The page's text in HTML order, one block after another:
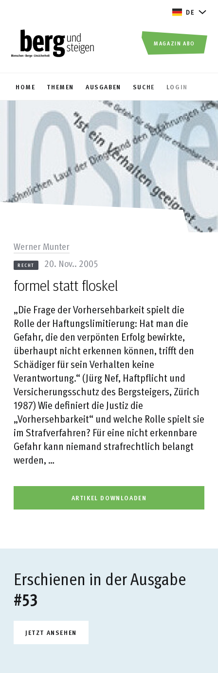
DE
HOME THEMEN AUSGABEN SUCHE LOGIN
MAGAZIN ABO
formel statt floskel
RECHT 20. Nov.. 2005
Werner Munter
„Die Frage der Vorhersehbarkeit spielt die
Rolle der Haftungslimitierung: Hat man die
Gefahr, die den verpönten Erfolg bewirkte,
überhaupt nicht erkennen können, trifft den
Schädiger für sein Verhalten keine
Verantwortung.“ (Jürg Nef, Haftpflicht und
Versicherungsschutz des Bergsteigers, Zürich
1987) Wie definiert die Justiz die
„Vorhersehbarkeit“ und welche Rolle spielt sie
im Strafverfahren? Für eine nicht erkennbare
Gefahr kann niemand strafrechtlich belangt
werden, …
ARTIKEL DOWNLOADEN
Erschienen in der Ausgabe
#53
JETZT ANSEHEN